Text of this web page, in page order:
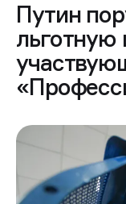
Путин
льготную